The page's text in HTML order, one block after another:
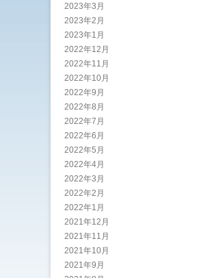
2023年3月
2023年2月
2023年1月
2022年12月
2022年11月
2022年10月
2022年9月
2022年8月
2022年7月
2022年6月
2022年5月
2022年4月
2022年3月
2022年2月
2022年1月
2021年12月
2021年11月
2021年10月
2021年9月